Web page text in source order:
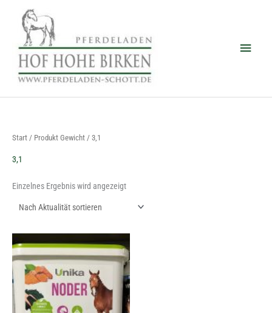
springen
Start / Produkt Gewicht / 3,1
3,1
Einzelnes Ergebnis wird angezeigt